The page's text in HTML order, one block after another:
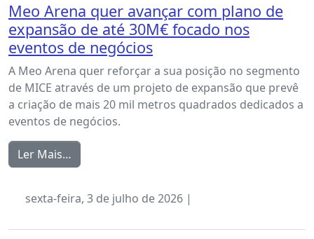
Meo Arena quer avançar com plano de
expansão de até 30M€ focado nos
eventos de negócios
A Meo Arena quer reforçar a sua posição no segmento
de MICE através de um projeto de expansão que prevê
a criação de mais 20 mil metros quadrados dedicados a
eventos de negócios.
Ler Mais…
sexta-feira, 3 de julho de 2026 |